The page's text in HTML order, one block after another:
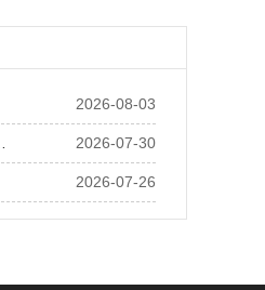
2026-08-03
2026-07-30
2026-07-26